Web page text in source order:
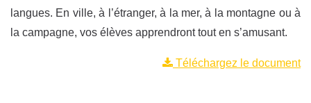
langues. En ville, à l’étranger, à la mer, à la montagne ou à
la campagne, vos élèves apprendront tout en s’amusant.
Téléchargez le document